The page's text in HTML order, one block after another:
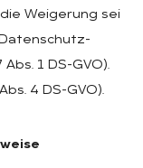
Weigerung sei
1 DS-GVO).
4 DS-GVO).